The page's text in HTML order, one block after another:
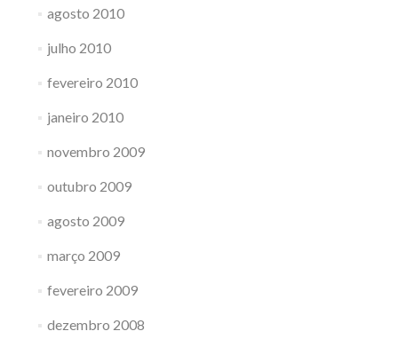
agosto 2010
julho 2010
fevereiro 2010
janeiro 2010
novembro 2009
outubro 2009
agosto 2009
março 2009
fevereiro 2009
dezembro 2008